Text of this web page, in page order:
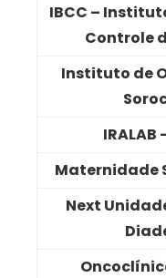
IBCC –
Controle
Instituto de
IRALAB
Maternidade
Next